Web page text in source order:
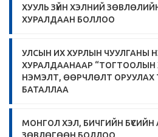
ХУУЛЬ ЗҮЙН ХЭЛНИЙ
ХУРАЛДААН БОЛЛОО
УЛСЫН ИХ ХУРЛЫН ЧУУЛГАНЫ
ХУРАЛДААНААР “ТОГТООЛЫН
НЭМЭЛТ, ӨӨРЧЛӨЛТ ОРУУЛАХ
БАТАЛЛАА
МОНГОЛ ХЭЛ, БИЧГИЙН БҮСИЙН